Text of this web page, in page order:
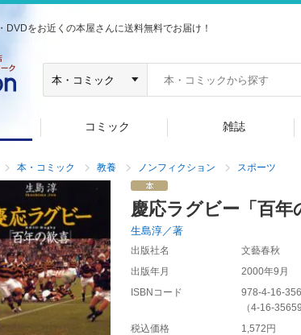
DVDをお近くの本屋さんに送料無料でお届け！
コミック 雑誌
本・コミック 教養 ノンフィクション スポーツ
慶応ラグビー「百年
生島淳／著
出版社名
文藝春秋
出版年月
2000年9月
ISBNコード
978-4-16-
（4-16-
税込価格
1,572円